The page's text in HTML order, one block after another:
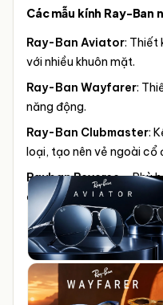
Các mẫu kính Ray-Ban
Ray-Ban Aviator: Thiết
với nhiều khuôn mặt.
Ray-Ban Wayfarer:
năng động.
Ray-Ban Clubmaster:
loại, tạo nên vẻ ngoài cổ
Rayban Reverse– Phù
đáo, phá cách.